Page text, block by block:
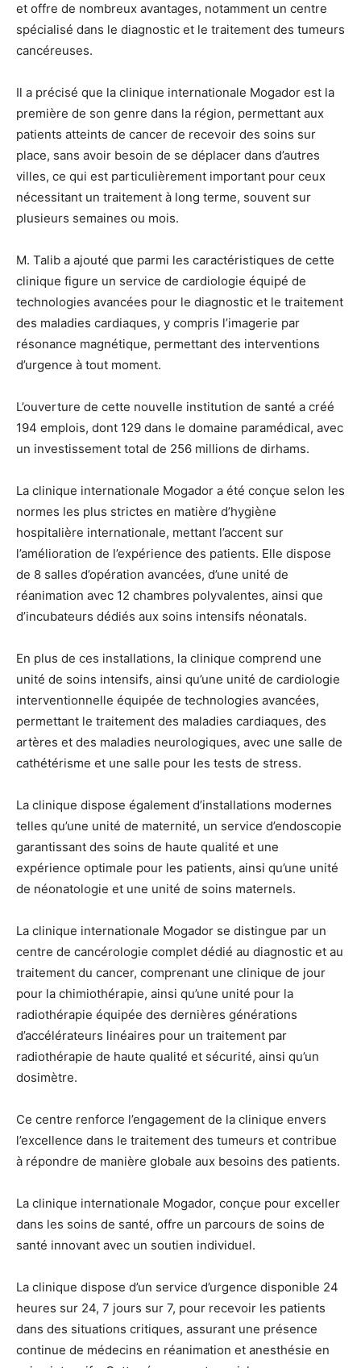
et offre de nombreux avantages, notamment un centre
spécialisé dans le diagnostic et le traitement des tumeurs
cancéreuses.
Il a précisé que la clinique internationale Mogador est la
première de son genre dans la région, permettant aux
patients atteints de cancer de recevoir des soins sur
place, sans avoir besoin de se déplacer dans d’autres
villes, ce qui est particulièrement important pour ceux
nécessitant un traitement à long terme, souvent sur
plusieurs semaines ou mois.
M. Talib a ajouté que parmi les caractéristiques de cette
clinique figure un service de cardiologie équipé de
technologies avancées pour le diagnostic et le traitement
des maladies cardiaques, y compris l’imagerie par
résonance magnétique, permettant des interventions
d’urgence à tout moment.
L’ouverture de cette nouvelle institution de santé a créé
194 emplois, dont 129 dans le domaine paramédical, avec
un investissement total de 256 millions de dirhams.
La clinique internationale Mogador a été conçue selon les
normes les plus strictes en matière d’hygiène
hospitalière internationale, mettant l’accent sur
l’amélioration de l’expérience des patients. Elle dispose
de 8 salles d’opération avancées, d’une unité de
réanimation avec 12 chambres polyvalentes, ainsi que
d’incubateurs dédiés aux soins intensifs néonatals.
En plus de ces installations, la clinique comprend une
unité de soins intensifs, ainsi qu’une unité de cardiologie
interventionnelle équipée de technologies avancées,
permettant le traitement des maladies cardiaques, des
artères et des maladies neurologiques, avec une salle de
cathétérisme et une salle pour les tests de stress.
La clinique dispose également d’installations modernes
telles qu’une unité de maternité, un service d’endoscopie
garantissant des soins de haute qualité et une
expérience optimale pour les patients, ainsi qu’une unité
de néonatologie et une unité de soins maternels.
La clinique internationale Mogador se distingue par un
centre de cancérologie complet dédié au diagnostic et au
traitement du cancer, comprenant une clinique de jour
pour la chimiothérapie, ainsi qu’une unité pour la
radiothérapie équipée des dernières générations
d’accélérateurs linéaires pour un traitement par
radiothérapie de haute qualité et sécurité, ainsi qu’un
dosimètre.
Ce centre renforce l’engagement de la clinique envers
l’excellence dans le traitement des tumeurs et contribue
à répondre de manière globale aux besoins des patients.
La clinique internationale Mogador, conçue pour exceller
dans les soins de santé, offre un parcours de soins de
santé innovant avec un soutien individuel.
La clinique dispose d’un service d’urgence disponible 24
heures sur 24, 7 jours sur 7, pour recevoir les patients
dans des situations critiques, assurant une présence
continue de médecins en réanimation et anesthésie en